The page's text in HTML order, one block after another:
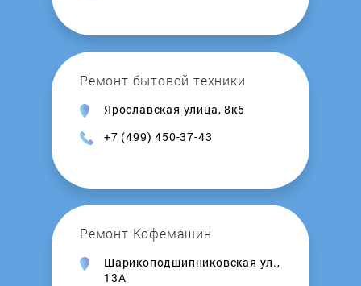
Krona
KuchenChef
Kuppersberg
Kuppersbusch
Ремонт бытовой техники
Ярославская улица, 8к5
+7 (499) 450-37-43
Ремонт Кофемашин
Шарикоподшипниковская ул.,
13А